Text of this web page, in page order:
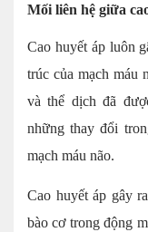
Mối liên hệ giữa
Cao huyết áp luôn
trúc của mạch máu
và thể dịch đã
những thay đổi
mạch máu não.
Cao huyết áp gây
bào cơ trong động